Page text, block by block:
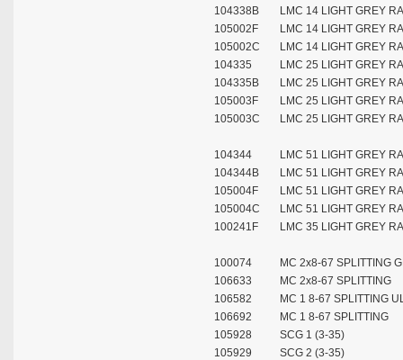
104338B
LMC 14 LIGHT GREY
105002F
LMC 14 LIGHT GREY
105002C
LMC 14 LIGHT GREY
104335
LMC 25 LIGHT GREY
104335B
LMC 25 LIGHT GREY
105003F
LMC 25 LIGHT GREY
105003C
LMC 25 LIGHT GREY
104344
LMC 51 LIGHT GREY
104344B
LMC 51 LIGHT GREY
105004F
LMC 51 LIGHT GREY
105004C
LMC 51 LIGHT GREY
100241F
LMC 35 LIGHT GREY
100074
MC 2x8-67 SPLITTING
106633
MC 2x8-67 SPLITTING
106582
MC 1 8-67 SPLITTING
106692
MC 1 8-67 SPLITTING
105928
SCG 1 (3-35)
105929
SCG 2 (3-35)